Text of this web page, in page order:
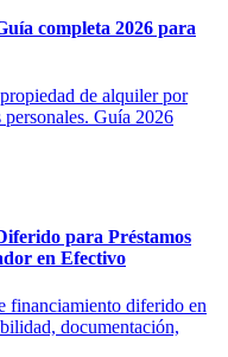
completa 2026 para
de alquiler por
Guía 2026
para Préstamos
en Efectivo
financiamiento diferido en
documentación,